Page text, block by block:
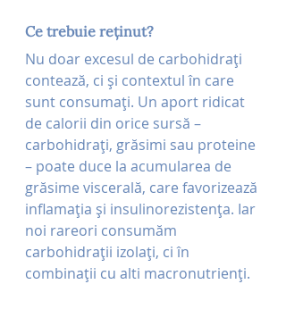
Ce trebuie reținut?
Nu doar excesul de carbohidrați
contează, ci și contextul în care
sunt consumați. Un aport ridicat
de calorii din orice sursă –
carbohidrați, grăsimi sau proteine
– poate duce la acumularea de
grăsime viscerală, care favorizează
inflamația și insulinorezistența. Iar
noi rareori consumăm
carbohidrații izolați, ci în
combinații cu alti macronutrienți.